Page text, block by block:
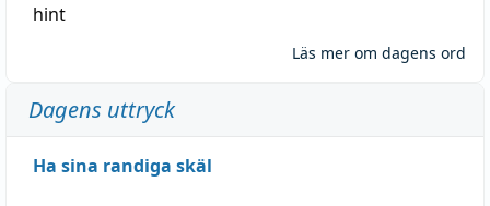
hint
Läs mer om dagens ord
Dagens uttryck
Ha sina randiga skäl